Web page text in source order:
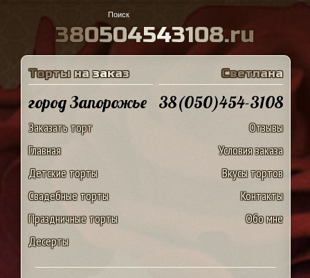
380504543108.ru
Торты на заказ
город Запорожье
Заказать торт
Главная
Детские торты
Свадебные торты
Праздничные торты
Десерты
Светлана
38(050)454-3108
Отзывы
Условия заказа
Вкусы тортов
Контакты
Обо мне